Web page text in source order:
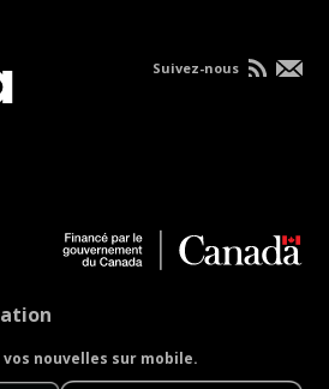
vos nouvelles sur mobile.
Suivez-nous